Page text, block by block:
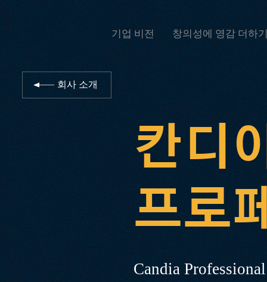
기업 비전 창의성에 영감 더하
회사 소개
칸디
프로
Candia